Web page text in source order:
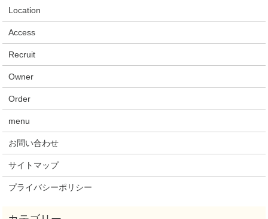
Location
Access
Recruit
Owner
Order
menu
お問い合わせ
サイトマップ
プライバシーポリシー